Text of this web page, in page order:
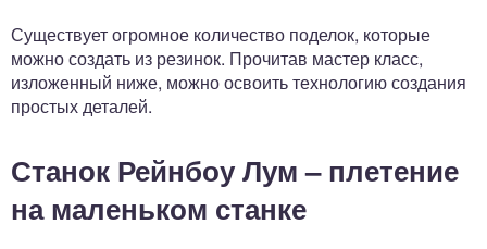
Существует огромное количество поделок, которые
можно создать из резинок. Прочитав мастер класс,
изложенный ниже, можно освоить технологию создания
простых деталей.
Станок Рейнбоу Лум – плетение
на маленьком станке